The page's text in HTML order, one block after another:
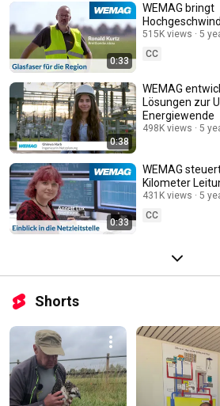
0:33
WEMAG bringt
in die Region
515K views
5
CC
0:38
WEMAG
Lösungen zur
Energiewende
498K views 5
0:33
WEMAG
Kilometer
431K views
5
CC
Shorts